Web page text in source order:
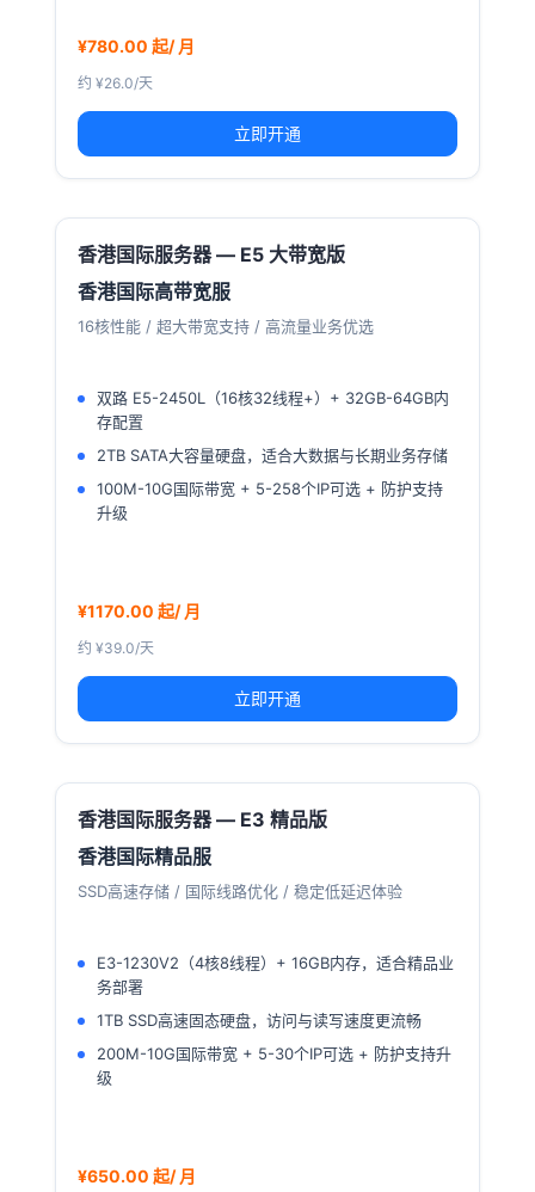
¥780.00 起/ 月
约 ¥26.0/天
立即开通
香港国际服务器 — E5 大带宽版
香港国际高带宽服
16核性能 / 超大带宽支持 / 高流量业务优选
双路 E5-2450L（16核32线程+）+ 32GB-64GB内
存配置
2TB SATA大容量硬盘，适合大数据与长期业务存储
100M-10G国际带宽 + 5-258个IP可选 + 防护支持
升级
¥1170.00 起/ 月
约 ¥39.0/天
立即开通
香港国际服务器 — E3 精品版
香港国际精品服
SSD高速存储 / 国际线路优化 / 稳定低延迟体验
E3-1230V2（4核8线程）+ 16GB内存，适合精品业
务部署
1TB SSD高速固态硬盘，访问与读写速度更流畅
200M-10G国际带宽 + 5-30个IP可选 + 防护支持升
级
¥650.00 起/ 月